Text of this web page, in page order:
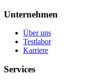
Unternehmen
Über uns
Testlabor
Karriere
Services